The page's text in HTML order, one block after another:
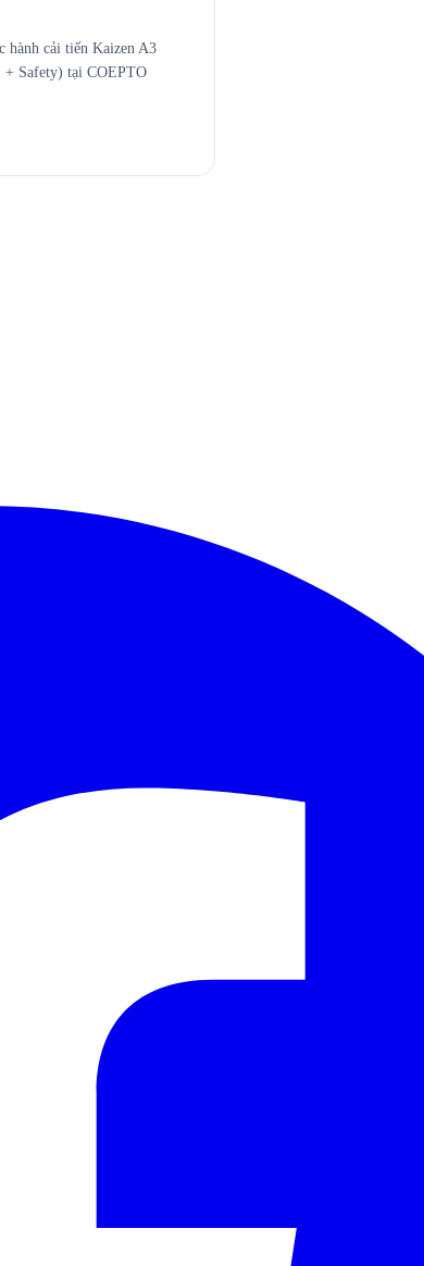
hành cải tiến Kaizen A3
+ Safety) tại COEPTO